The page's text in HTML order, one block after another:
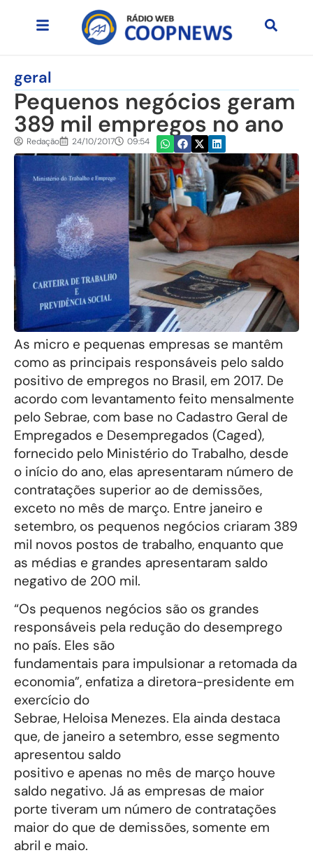
geral
Pequenos negócios geram
389 mil empregos no ano
Redação 24/10/2017 09:54
As micro e pequenas empresas se mantêm
como as principais responsáveis pelo saldo
positivo de empregos no Brasil, em 2017. De
acordo com levantamento feito mensalmente
pelo Sebrae, com base no Cadastro Geral de
Empregados e Desempregados (Caged),
fornecido pelo Ministério do Trabalho, desde
o início do ano, elas apresentaram número de
contratações superior ao de demissões,
exceto no mês de março. Entre janeiro e
setembro, os pequenos negócios criaram 389
mil novos postos de trabalho, enquanto que
as médias e grandes apresentaram saldo
negativo de 200 mil.
“Os pequenos negócios são os grandes
responsáveis pela redução do desemprego
no país. Eles são
fundamentais para impulsionar a retomada da
economia”, enfatiza a diretora-presidente em
exercício do
Sebrae, Heloisa Menezes. Ela ainda destaca
que, de janeiro a setembro, esse segmento
apresentou saldo
positivo e apenas no mês de março houve
saldo negativo. Já as empresas de maior
porte tiveram um número de contratações
maior do que de demissões, somente em
abril e maio.